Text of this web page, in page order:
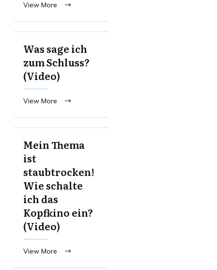
View More
Was sage ich
zum Schluss?
(Video)
View More
Mein Thema
ist
staubtrocken!
Wie schalte
ich das
Kopfkino ein?
(Video)
View More